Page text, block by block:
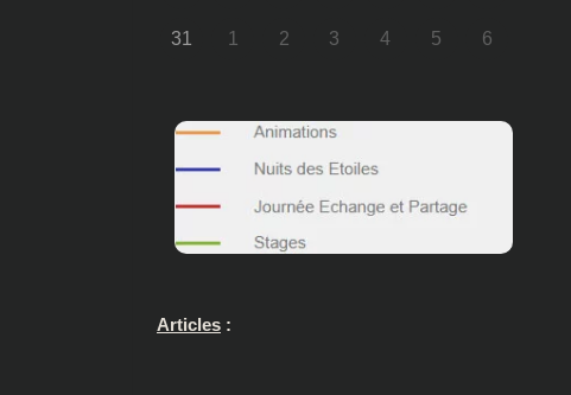
31 1 2 3 4 5 6
Articles :